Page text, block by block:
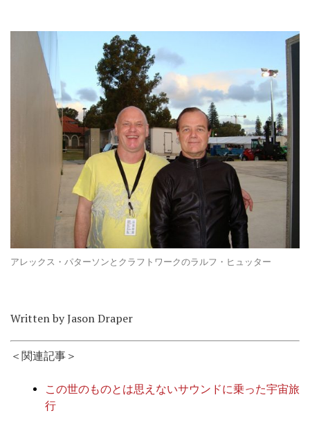
アレックス・パターソンとクラフトワークのラルフ・ヒュッター
Written by Jason Draper
＜関連記事＞
この世のものとは思えないサウンドに乗った宇宙旅
行